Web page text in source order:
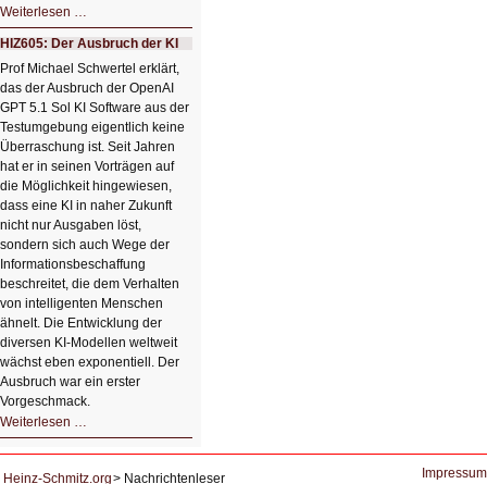
Weiterlesen …
Bildverschönerung
mit
einem
Klick
HIZ606:
Bildverschönerung
mit
einem
Klick
HIZ605: Der Ausbruch der KI
Prof Michael Schwertel erklärt,
das der Ausbruch der OpenAI
GPT 5.1 Sol KI Software aus der
Testumgebung eigentlich keine
Überraschung ist. Seit Jahren
hat er in seinen Vorträgen auf
die Möglichkeit hingewiesen,
dass eine KI in naher Zukunft
nicht nur Ausgaben löst,
sondern sich auch Wege der
Informationsbeschaffung
beschreitet, die dem Verhalten
von intelligenten Menschen
ähnelt. Die Entwicklung der
diversen KI-Modellen weltweit
wächst eben exponentiell. Der
Ausbruch war ein erster
Vorgeschmack.
Weiterlesen …
Der
KI
Heinz-Schmitz.org Nachrichtenleser Impressum